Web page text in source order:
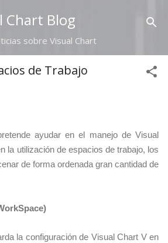
contenido principal
Chart Blog
sobre Visual Chart
de Trabajo
ayudar en el manejo de Visual
la utilización de espacios de trabajo, los
de forma ordenada gran cantidad de
la configuración de Visual Chart V en